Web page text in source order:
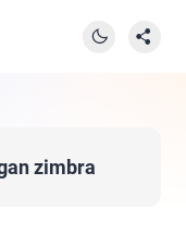
zimbra